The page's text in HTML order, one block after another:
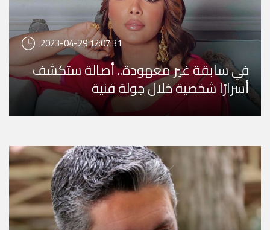
2023-04-29 12:07:31
في سابقة غير معهودة.. أصالة ستكشف
أسرارًا شخصية خلال جولة فنية